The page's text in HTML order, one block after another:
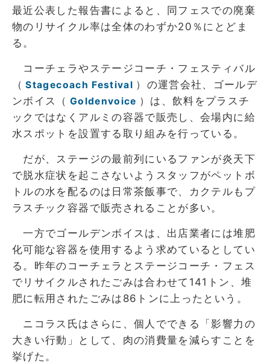
最近公表した報告書によると、同フェスでの廃棄
物のリサイクル率は全体のわずか20％にとどま
る。
コーチェラやステージコーチ・フェスティバル
（ Stagecoach Festival ）の運営会社、ゴールデ
ンボイス（ Goldenvoice ）は、飲料をプラスチ
ックではなくアルミの容器で販売し、会場内に給
水スポットを設置する取り組みを行っている。
だが、ステージの最前列にいるファンが炎天下
で脱水症状を起こさないようスタッフがペットボ
トルの水を配るのは日常茶飯事で、カクテルもプ
ラスチック容器で販売されることが多い。
一方でゴールデンボイスは、出店業者には堆肥
化可能な容器を使用するよう求めているとしてい
る。昨年のコーチェラとステージコーチ・フェス
でリサイクルされたごみは合わせて141トン、堆
肥に転用されたごみは86トンに上ったという。
ニコラス氏はさらに、個人でできる「影響力の
大きい行動」として、肉の消費量を減らすことを
挙げた。